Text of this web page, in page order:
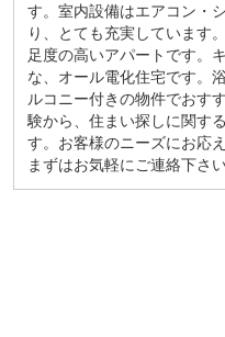
す。室内設備はエアコン・
り、とても充実しています
足度の高いアパートです。
な、オール電化住宅です。
ルコニー付きの物件でおす
験から、住まい探しに関す
す。お客様のニーズにお応
まずはお気軽にご連絡下さい